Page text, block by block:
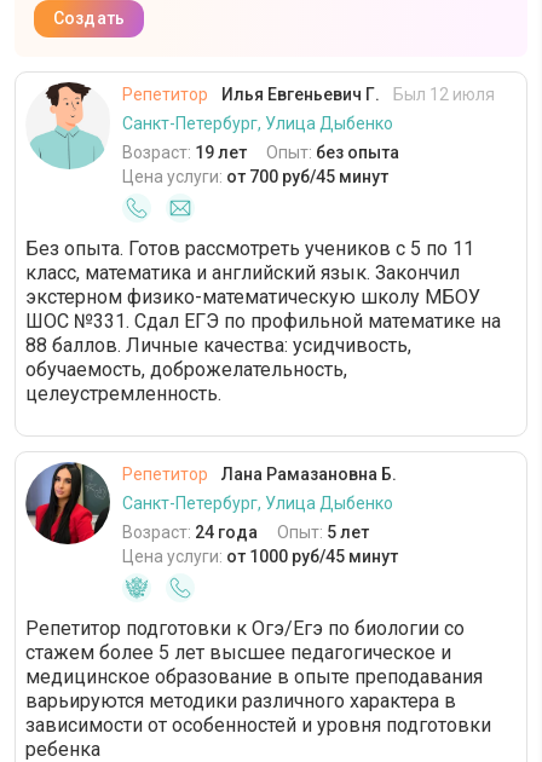
Создать
Репетитор Илья Евгеньевич Г.
Был 12 июля
Санкт-Петербург, Улица Дыбенко
Возраст: 19 лет Опыт: без опыта
Цена услуги: от 700 руб/45 минут
Без опыта. Готов рассмотреть учеников с 5 по 11
класс, математика и английский язык. Закончил
экстерном физико-математическую школу МБОУ
ШОС №331. Сдал ЕГЭ по профильной математике на
88 баллов. Личные качества: усидчивость,
обучаемость, доброжелательность,
целеустремленность.
Репетитор
Лана Рамазановна Б.
Санкт-Петербург, Улица Дыбенко
Возраст: 24 года Опыт: 5 лет
Цена услуги: от 1000 руб/45 минут
Репетитор подготовки к Огэ/Егэ по биологии со
стажем более 5 лет высшее педагогическое и
медицинское образование в опыте преподавания
варьируются методики различного характера в
зависимости от особенностей и уровня подготовки
ребенка